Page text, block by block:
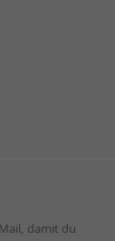
damit du